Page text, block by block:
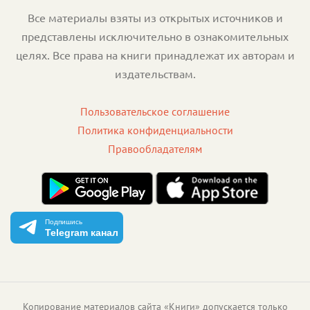
Все материалы взяты из открытых источников и
представлены исключительно в ознакомительных
целях. Все права на книги принадлежат их авторам и
издательствам.
Пользовательское соглашение
Политика конфиденциальности
Правообладателям
Подпишись
Telegram канал
Копирование материалов сайта «Книги» допускается только